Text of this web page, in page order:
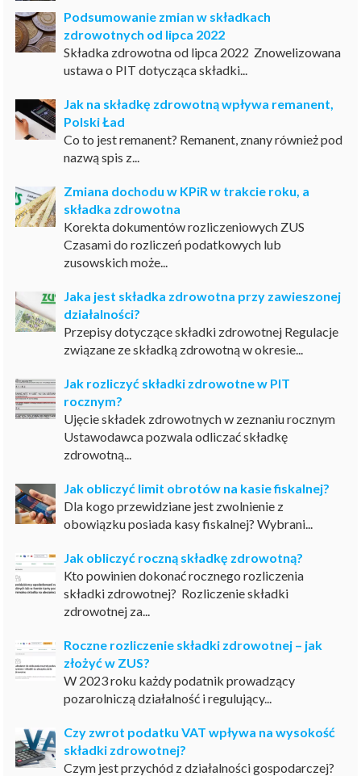
Podsumowanie zmian w składkach
zdrowotnych od lipca 2022
Składka zdrowotna od lipca 2022 Znowelizowana
ustawa o PIT dotycząca składki...
Jak na składkę zdrowotną wpływa remanent,
Polski Ład
Co to jest remanent? Remanent, znany również pod
nazwą spis z...
Zmiana dochodu w KPiR w trakcie roku, a
składka zdrowotna
Korekta dokumentów rozliczeniowych ZUS
Czasami do rozliczeń podatkowych lub
zusowskich może...
Jaka jest składka zdrowotna przy zawieszonej
działalności?
Przepisy dotyczące składki zdrowotnej Regulacje
związane ze składką zdrowotną w okresie...
Jak rozliczyć składki zdrowotne w PIT
rocznym?
Ujęcie składek zdrowotnych w zeznaniu rocznym
Ustawodawca pozwala odliczać składkę
zdrowotną...
Jak obliczyć limit obrotów na kasie fiskalnej?
Dla kogo przewidziane jest zwolnienie z
obowiązku posiada kasy fiskalnej? Wybrani...
Jak obliczyć roczną składkę zdrowotną?
Kto powinien dokonać rocznego rozliczenia
składki zdrowotnej? Rozliczenie składki
zdrowotnej za...
Roczne rozliczenie składki zdrowotnej – jak
złożyć w ZUS?
W 2023 roku każdy podatnik prowadzący
pozarolniczą działalność i regulujący...
Czy zwrot podatku VAT wpływa na wysokość
składki zdrowotnej?
Czym jest przychód z działalności gospodarczej?